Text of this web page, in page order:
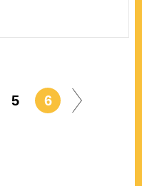
5 6